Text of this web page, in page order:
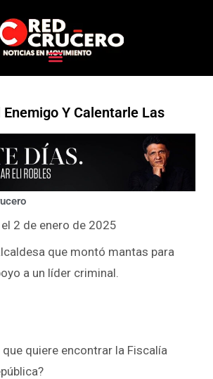
Enemigo Y Calentarle Las
2 de enero de 2025
que montó mantas para
a un líder criminal.
que quiere encontrar la Fiscalía